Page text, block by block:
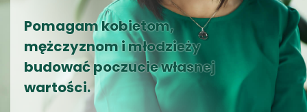
Pomagam kobietom,
mężczyznom i młodzieży
budować poczucie własnej
wartości.